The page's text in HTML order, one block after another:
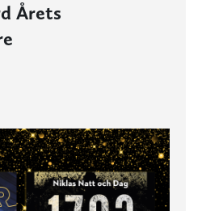
Årets